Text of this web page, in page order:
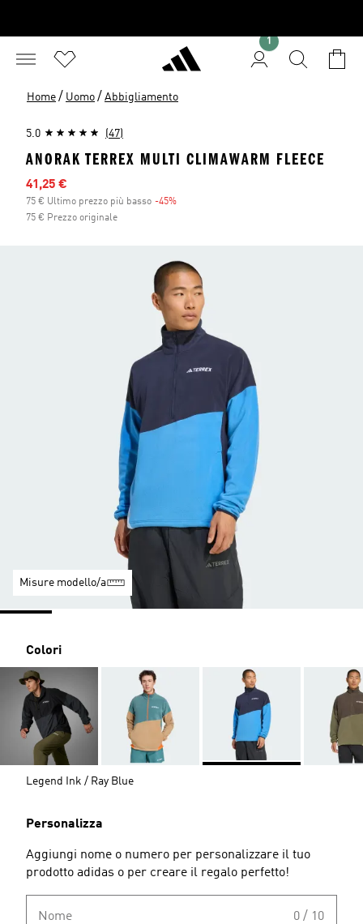
1
Home / Uomo / Abbigliamento
5.0 (47)
ANORAK TERREX MULTI CLIMAWARM FLEECE
Prezzo scontato
41,25 €
75 € Ultimo prezzo più basso -45%
75 € Prezzo originale
Misure modello/a
Colori
Legend Ink / Ray Blue
Personalizza
Aggiungi nome o numero per personalizzare il tuo
prodotto adidas o per creare il regalo perfetto!
Nome 0 / 10